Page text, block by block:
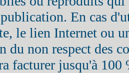
En cas
le lien Internet ou
du non respect des
facturer jusqu'à 100